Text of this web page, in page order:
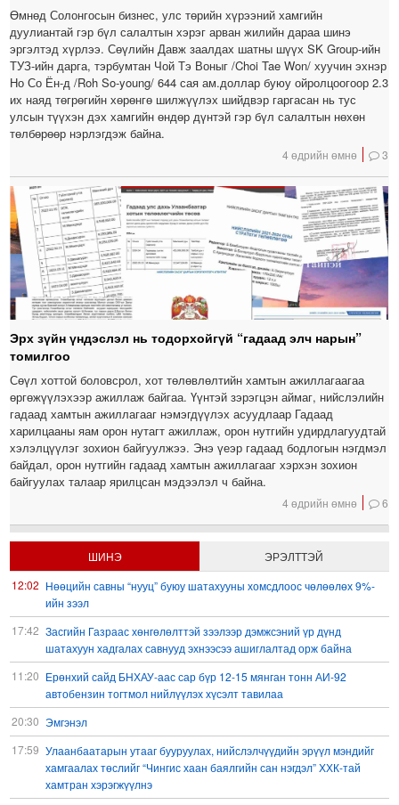
Өмнөд Солонгосын бизнес, улс төрийн хүрээний хамгийн
дуулиантай гэр бүл салалтын хэрэг арван жилийн дараа шинэ
эргэлтэд хүрлээ. Сөүлийн Давж заалдах шатны шүүх SK Group-ийн
ТУЗ-ийн дарга, тэрбумтан Чой Тэ Воныг /Choi Tae Won/ хуучин эхнэр
Но Со Ён-д /Roh So-young/ 644 сая ам.доллар буюу ойролцоогоор 2.3
их наяд төгрөгийн хөрөнгө шилжүүлэх шийдвэр гаргасан нь тус
улсын түүхэн дэх хамгийн өндөр дүнтэй гэр бүл салалтын нөхөн
төлбөрөөр нэрлэгдэж байна.
4 өдрийн өмнө 3
Эрх зүйн үндэслэл нь тодорхойгүй “гадаад элч нарын”
томилгоо
Сөүл хоттой боловсрол, хот төлөвлөлтийн хамтын ажиллагаагаа
өргөжүүлэхээр ажиллаж байгаа. Үүнтэй зэрэгцэн аймаг, нийслэлийн
гадаад хамтын ажиллагааг нэмэгдүүлэх асуудлаар Гадаад
харилцааны яам орон нутагт ажиллаж, орон нутгийн удирдлагуудтай
хэлэлцүүлэг зохион байгуулжээ. Энэ үеэр гадаад бодлогын нэгдмэл
байдал, орон нутгийн гадаад хамтын ажиллагааг хэрхэн зохион
байгуулах талаар ярилцсан мэдээлэл ч байна.
4 өдрийн өмнө 6
ШИНЭ
ЭРЭЛТТЭЙ
12:02 Нөөцийн савны “нууц” буюу шатахууны хомсдлоос чөлөөлөх 9%-
ийн зээл
17:42 Засгийн Газраас хөнгөлөлттэй зээлээр дэмжсэний үр дүнд
шатахуун хадгалах савнууд эхнээсээ ашиглалтад орж байна
11:20 Ерөнхий сайд БНХАУ-аас сар бүр 12-15 мянган тонн АИ-92
автобензин тогтмол нийлүүлэх хүсэлт тавилаа
20:30 Эмгэнэл
17:59 Улаанбаатарын утааг бууруулах, нийслэлчүүдийн эрүүл мэндийг
хамгаалах төслийг “Чингис хаан баялгийн сан нэгдэл” ХХК-тай
хамтран хэрэгжүүлнэ